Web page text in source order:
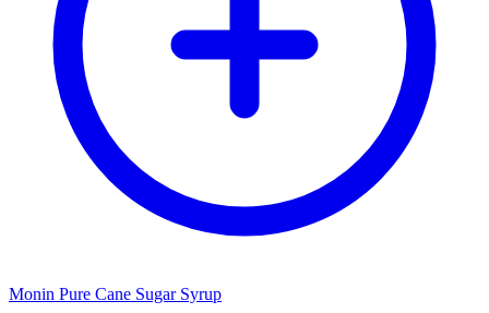
Monin Pure Cane Sugar Syrup